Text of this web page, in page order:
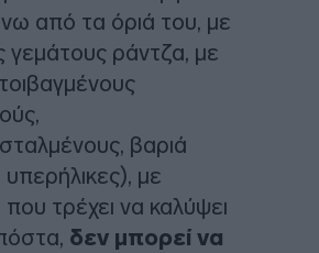
από τα όριά του, με
γεμάτους ράντζα, με
βαριά
με
τρέχει να καλύψει
δεν μπορεί να